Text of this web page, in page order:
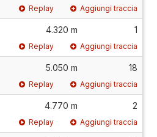
Replay Aggiungi traccia
4.320 m 1
Replay Aggiungi traccia
5.050 m 18
Replay Aggiungi traccia
4.770 m 2
Replay Aggiungi traccia